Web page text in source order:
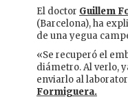
El doctor Guillem
(Barcelona), ha
de una yegua
«Se recuperó el
diámetro. Al verlo,
enviarlo al
Formiguera.